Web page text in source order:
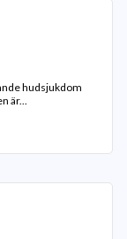
hudsjukdom
är...